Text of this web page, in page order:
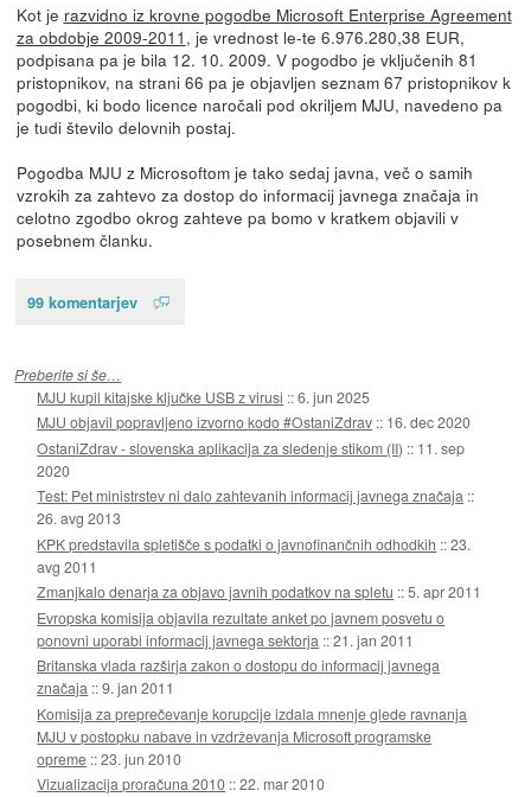
Kot je razvidno iz krovne pogodbe Microsoft Enterprise Agreement
za obdobje 2009-2011 , je vrednost le-te 6.976.280,38 EUR,
podpisana pa je bila 12. 10. 2009. V pogodbo je vključenih 81
pristopnikov, na strani 66 pa je objavljen seznam 67 pristopnikov k
pogodbi, ki bodo licence naročali pod okriljem MJU, navedeno pa
je tudi število delovnih postaj.
Pogodba MJU z Microsoftom je tako sedaj javna, več o samih
vzrokih za zahtevo za dostop do informacij javnega značaja in
celotno zgodbo okrog zahteve pa bomo v kratkem objavili v
posebnem članku.
99 komentarjev
Preberite si še…
MJU kupil kitajske ključke USB z virusi ::6. jun 2025
MJU objavil popravljeno izvorno kodo #OstaniZdrav :: 16. dec 2020
OstaniZdrav - slovenska aplikacija za sledenje stikom (II) :: 11. sep
2020
Test: Pet ministrstev ni dalo zahtevanih informacij javnega značaja ::
26. avg 2013
KPK predstavila spletišče s podatki o javnofinančnih odhodkih ::23.
avg 2011
Zmanjkalo denarja za objavo javnih podatkov na spletu ::5. apr 2011
Evropska komisija objavila rezultate anket po javnem posvetu o
ponovni uporabi informacij javnega sektorja ::21. jan 2011
Britanska vlada razširja zakon o dostopu do informacij javnega
značaja ::9. jan 2011
Komisija za preprečevanje korupcije izdala mnenje glede ravnanja
MJU v postopku nabave in vzdrževanja Microsoft programske
opreme ::23. jun 2010
Vizualizacija proračuna 2010 ::22. mar 2010